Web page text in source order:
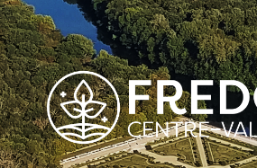
Aller
au
contenu
principal